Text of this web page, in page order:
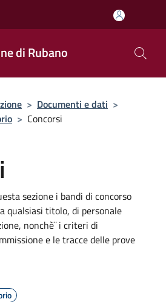
di Rubano
> Documenti e dati >
> Concorsi
sezione i bandi di concorso
qualsiasi titolo, di personale
nonchè¨ i criteri di
e le tracce delle prove